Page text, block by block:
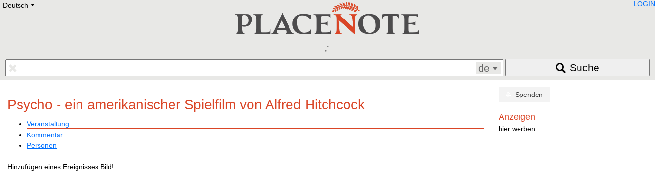
Deutsch E
Deutsch
Polski
Hebrew
LOGIN
de Suche
Psycho - ein amerikanischer Spielfilm von Alfred Hitchcock
Veranstaltung
Kommentar
Personen
Hinzufügen eines Ereignisses Bild!
Spenden
Anzeigen
hier werben